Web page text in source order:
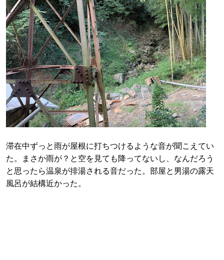
滞在中ずっと雨が屋根に打ちつけるような音が聞こえてい
た。まさか雨が？と空を見ても降ってないし、なんだろう
と思ったら温泉が排湯される音だった。部屋と男湯の露天
風呂が結構近かった。